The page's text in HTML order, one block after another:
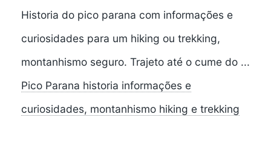
Historia do pico parana com informações e
curiosidades para um hiking ou trekking,
montanhismo seguro. Trajeto até o cume do ...
Pico Parana historia informações e
curiosidades, montanhismo hiking e trekking